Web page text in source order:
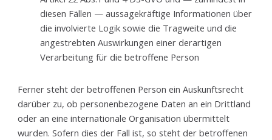
diesen Fällen — aussagekräftige Informationen über
die involvierte Logik sowie die Tragweite und die
angestrebten Auswirkungen einer derartigen
Verarbeitung für die betroffene Person
Ferner steht der betroffenen Person ein Auskunftsrecht
darüber zu, ob personenbezogene Daten an ein Drittland
oder an eine internationale Organisation übermittelt
wurden. Sofern dies der Fall ist, so steht der betroffenen